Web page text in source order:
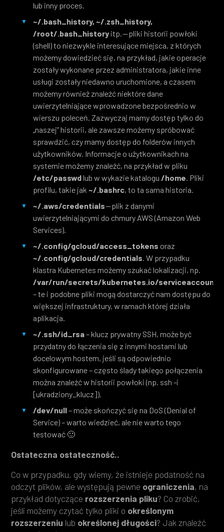
lub inny proces.
~/.bash_history, ~/.zsh_history,
/root/.bash_history itp. — pliki historii powłoki
(shell) to niezwykle interesujące miejsca, z których
możemy dowiedzieć się, na przykład, jakie operacje
zostały wykonane przez administratora, jakie inne
usługi zostały niedawno uruchomione, a czasem
możemy również znaleźć niektóre dane
uwierzytelniające wprowadzone bezpośrednio w
wierszu poleceń. Zazwyczaj mamy dostęp tylko do
„naszej” historii, ale zawsze możemy spróbować
sprawdzić, czy mamy dostęp do folderów innych
użytkowników. Informacje o użytkownikach na
systemie możemy znaleźć, na przykład w pliku
/etc/passwdlub w wykazie katalogu /home. Pliki
profilu, takie jak~/.bashrc, to ta sama historia.
~/.aws/credentials— plik z danymi
uwierzytelniającymi do chmury AWS (Amazon Web
Services).
~/.config/gcloud/access_tokens oraz
~/.config/gcloud/credentials. W przypadku
klastra Kubernetes możemy szukać lokalizacji, np.
/var/run/secrets/kubernetes.io/serviceaccount/
– te i podobne pliki mogą dostarczyć nam dostępu do
większej infrastruktury, w ramach której działa
aplikacja.
~/.ssh/id_rsa– klucz prywatny SSH, może być
przydatny do łączenia się z innymi hostami lub
docelowym hostem, jeśli są odpowiednio
skonfigurowane – często ślady takiego połączenia
można znaleźć w historii powłoki (np. ssh -i
[ukradziony_klucz]).
/dev/null– może skończyć się na DoS (Denial of
Service) – warto wiedzieć, ale nie warto tego
testować 🙂
Ostateczna ostateczność..
Co w przypadku, gdy wiemy, że istnieje podatność na
odczyt plików, ale występują pewne ograniczenia, na
przykład dotyczące rozszerzenia pliku? Co zrobić,
jeśli możemy czytać tylko pliki o określonym
rozszerzeniu lub określonej długości? Jak znaleźć